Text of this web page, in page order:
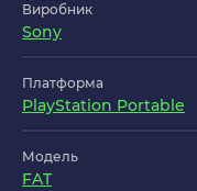
Виробник
Sony
Платформа
PlayStation Portable
Модель
FAT